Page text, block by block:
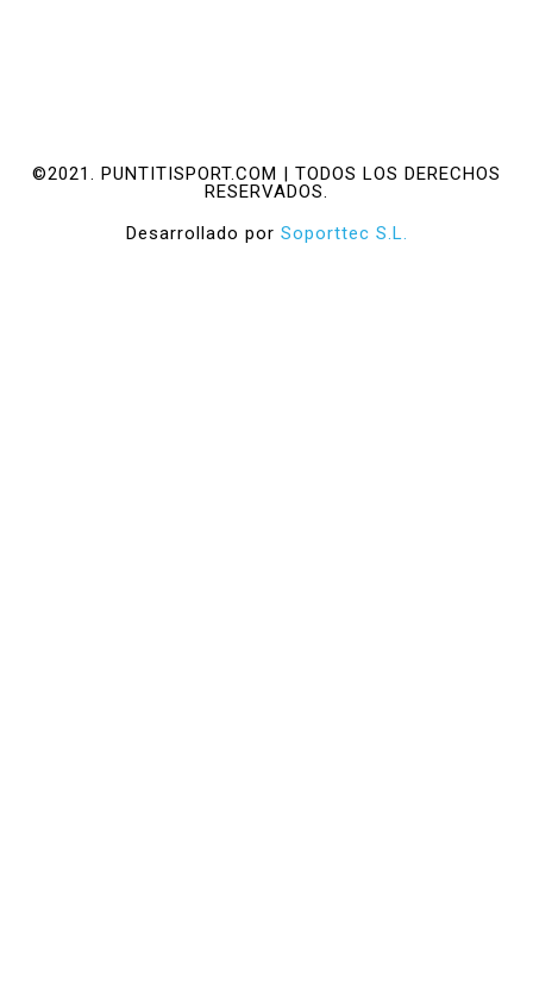
©2021. PUNTITISPORT.COM | TODOS LOS DERECHOS
RESERVADOS.
Desarrollado por Soporttec S.L.